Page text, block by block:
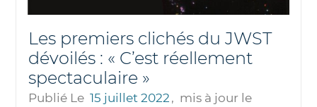
Les premiers clichés du JWST
dévoilés : « C’est réellement
spectaculaire »
Publié Le 15 juillet 2022 , mis à jour le